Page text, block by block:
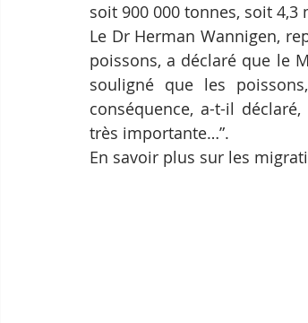
soit 900 000 tonnes, soit
Le Dr Herman Wannigen,
poissons, a déclaré que le
souligné que les
conséquence, a-t-il
très importante…”.
En savoir plus sur les